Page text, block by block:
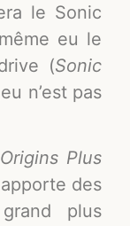
le Sonic
eu le
(Sonic
n’est pas
Plus
des
plus